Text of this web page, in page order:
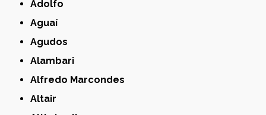
Adolfo
Aguaí
Agudos
Alambari
Alfredo Marcondes
Altair